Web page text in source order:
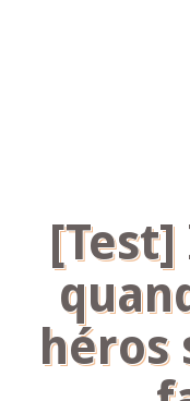
héros